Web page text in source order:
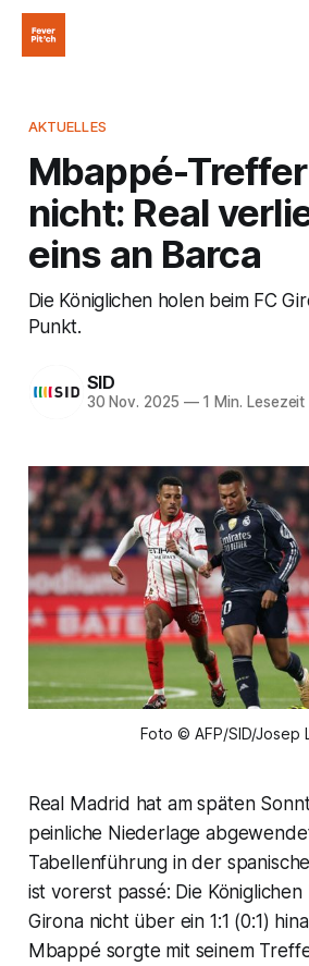
AKTUELLES
Mbappé-
nicht: Real
eins an Barca
Die Königlichen holen beim FC
Punkt.
SID
30 Nov. 2025 —1 Min. Lesezeit
Foto © AFP/SID/Josep
Real Madrid hat am späten
peinliche Niederlage
Tabellenführung in der
ist vorerst passé: Die
Girona nicht über ein 1:1 (0:1)
Mbappé sorgte mit seinem